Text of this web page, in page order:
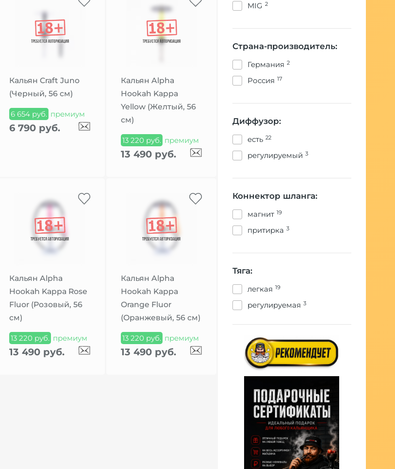
Кальян Craft Juno
(Черный, 56 см)
6 654 руб. премиум
6 790 руб.
Кальян Alpha
Hookah Kappa
Yellow (Желтый, 56
см)
13 220 руб. премиум
13 490 руб.
Кальян Alpha
Hookah Kappa Rose
Fluor (Розовый, 56
см)
13 220 руб. премиум
13 490 руб.
Кальян Alpha
Hookah Kappa
Orange Fluor
(Оранжевый, 56 см)
13 220 руб. премиум
13 490 руб.
MIG 2
Страна-производитель:
Германия 2
Россия 17
Диффузор:
есть 22
регулируемый 3
Коннектор шланга:
магнит 19
притирка 3
Тяга:
легкая 19
регулируемая 3